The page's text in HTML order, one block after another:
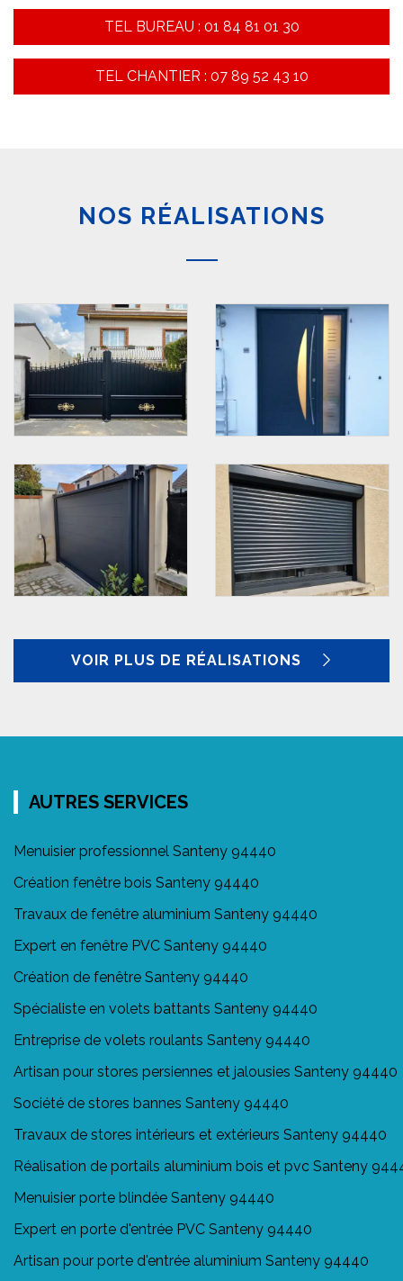
TEL BUREAU : 01 84 81 01 30
TEL CHANTIER : 07 89 52 43 10
NOS RÉALISATIONS
VOIR PLUS DE RÉALISATIONS
AUTRES SERVICES
Menuisier professionnel Santeny 94440
Création fenêtre bois Santeny 94440
Travaux de fenêtre aluminium Santeny 94440
Expert en fenêtre PVC Santeny 94440
Création de fenêtre Santeny 94440
Spécialiste en volets battants Santeny 94440
Entreprise de volets roulants Santeny 94440
Artisan pour stores persiennes et jalousies Santeny 94440
Société de stores bannes Santeny 94440
Travaux de stores intérieurs et extérieurs Santeny 94440
Réalisation de portails aluminium bois et pvc Santeny
Menuisier porte blindée Santeny 94440
Expert en porte d'entrée PVC Santeny 94440
Artisan pour porte d'entrée aluminium Santeny 94440